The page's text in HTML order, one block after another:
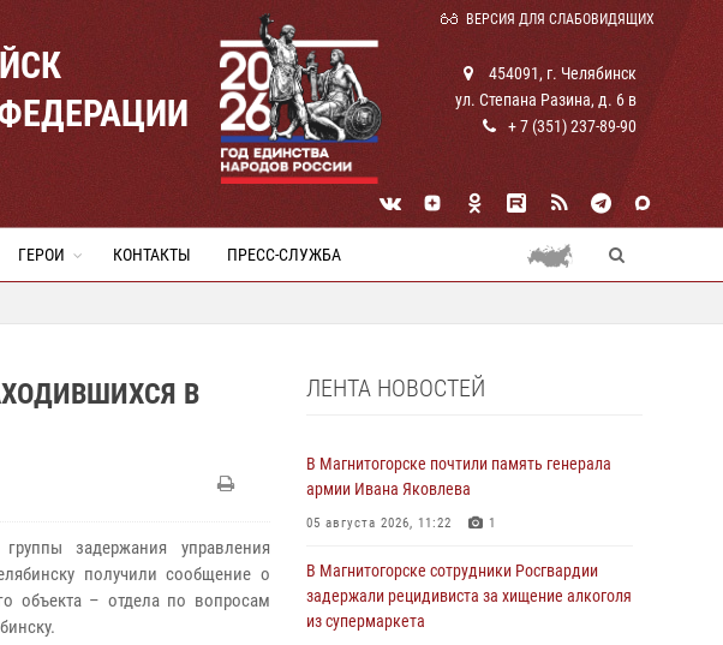
ВЕРСИЯ ДЛЯ СЛАБОВИДЯЩИХ
454091, г. Челябинск
ул. Степана Разина, д. 6 в
+ 7 (351) 237-89-90
ГЕРОИ КОНТАКТЫ ПРЕСС-СЛУЖБА
В
задержания управления
получили сообщение о
объекта – отдела по вопросам
ЛЕНТА НОВОСТЕЙ
В Магнитогорске почтили память генерала
армии Ивана Яковлева
05 августа 2026, 11:22 1
В Магнитогорске сотрудники Росгвардии
задержали рецидивиста за хищение алкоголя
из супермаркета